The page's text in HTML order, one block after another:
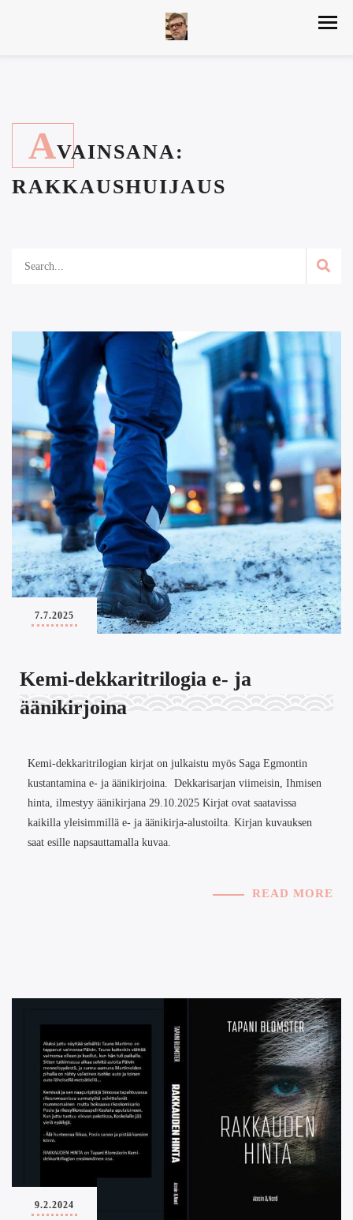
AVAINSANA:
RAKKAUSHUIJAUS
7.7.2025
Kemi-dekkaritrilogia e- ja
äänikirjoina
Kemi-dekkaritrilogian kirjat on julkaistu myös Saga Egmontin
kustantamina e- ja äänikirjoina. Dekkarisarjan viimeisin, Ihmisen
hinta, ilmestyy äänikirjana 29.10.2025 Kirjat ovat saatavissa
kaikilla yleisimmillä e- ja äänikirja-alustoilta. Kirjan kuvauksen
saat esille napsauttamalla kuvaa.
READ MORE
9.2.2024